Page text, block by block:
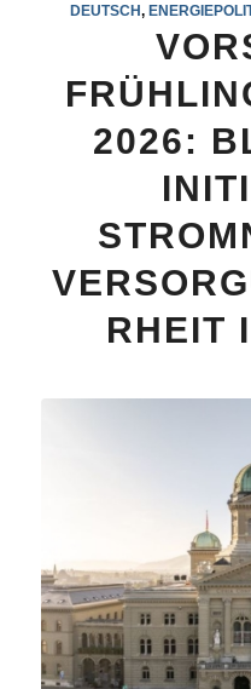
DEUTSCH,
2026:
RHEIT